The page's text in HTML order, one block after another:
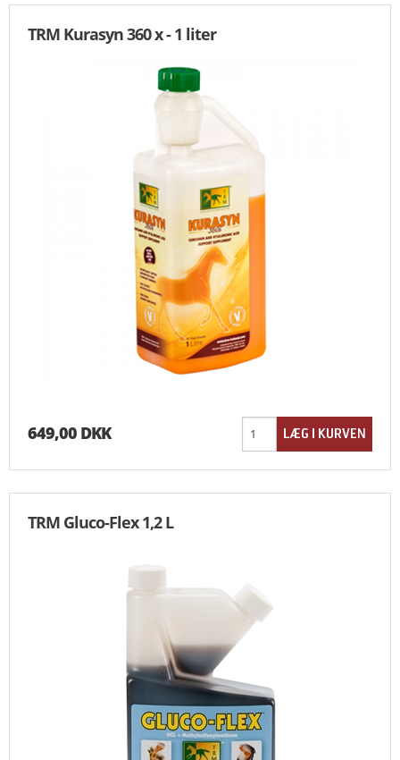
TRM Kurasyn 360 x - 1 liter
649,00 DKK
TRM Gluco-Flex 1,2 L